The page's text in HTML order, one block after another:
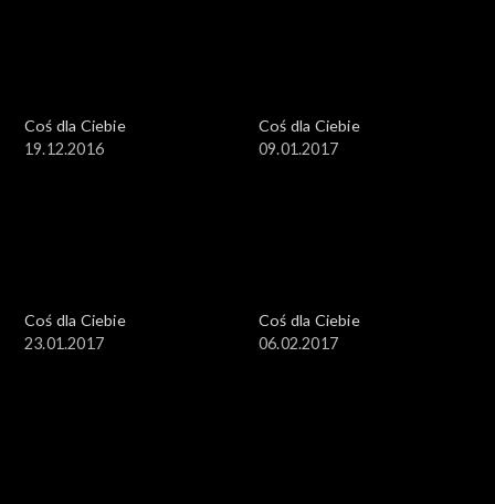
Coś dla Ciebie
19.12.2016
Coś dla Ciebie
09.01.2017
Coś dla Ciebie
23.01.2017
Coś dla Ciebie
06.02.2017